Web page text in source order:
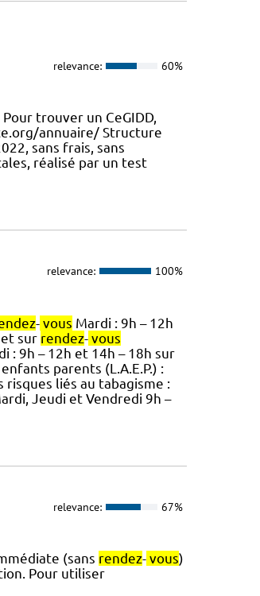
relevance: 60%
trouver un CeGIDD,
annuaire/ Structure
sans frais, sans
réalisé par un test
relevance: 100%
- vous Mardi : 9h – 12h
et sur rendez- vous
: 9h – 12h et 14h – 18h sur
parents (L.A.E.P.) :
liés au tabagisme :
Jeudi et Vendredi 9h –
relevance: 67%
(sans rendez- vous)
Pour utiliser